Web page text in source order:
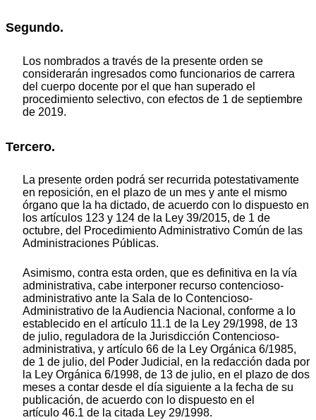
Segundo.
Los nombrados a través de la presente orden se
considerarán ingresados como funcionarios de carrera
del cuerpo docente por el que han superado el
procedimiento selectivo, con efectos de 1 de septiembre
de 2019.
Tercero.
La presente orden podrá ser recurrida potestativamente
en reposición, en el plazo de un mes y ante el mismo
órgano que la ha dictado, de acuerdo con lo dispuesto en
los artículos 123 y 124 de la Ley 39/2015, de 1 de
octubre, del Procedimiento Administrativo Común de las
Administraciones Públicas.
Asimismo, contra esta orden, que es definitiva en la vía
administrativa, cabe interponer recurso contencioso-
administrativo ante la Sala de lo Contencioso-
Administrativo de la Audiencia Nacional, conforme a lo
establecido en el artículo 11.1 de la Ley 29/1998, de 13
de julio, reguladora de la Jurisdicción Contencioso-
administrativa, y artículo 66 de la Ley Orgánica 6/1985,
de 1 de julio, del Poder Judicial, en la redacción dada por
la Ley Orgánica 6/1998, de 13 de julio, en el plazo de dos
meses a contar desde el día siguiente a la fecha de su
publicación, de acuerdo con lo dispuesto en el
artículo 46.1 de la citada Ley 29/1998.